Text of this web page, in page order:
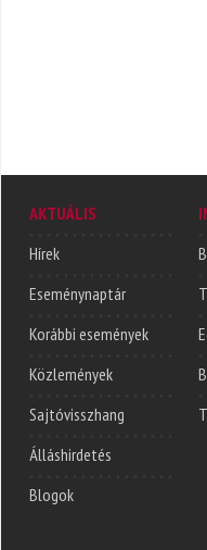
AKTUÁLIS
Hírek
Eseménynaptár
Korábbi események
Közlemények
Sajtóvisszhang
Álláshirdetés
Blogok